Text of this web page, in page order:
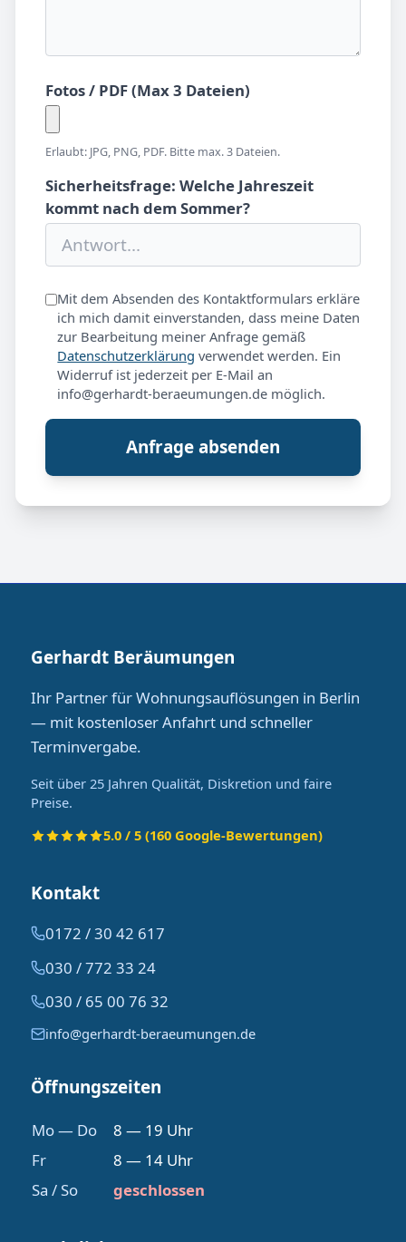
Fotos / PDF (Max 3 Dateien)
Erlaubt: JPG, PNG, PDF. Bitte max. 3 Dateien.
Sicherheitsfrage: Welche Jahreszeit
kommt nach dem Sommer?
Mit dem Absenden des Kontaktformulars erkläre
ich mich damit einverstanden, dass meine Daten
zur Bearbeitung meiner Anfrage gemäß
Datenschutzerklärung verwendet werden. Ein
Widerruf ist jederzeit per E-Mail an
info@gerhardt-beraeumungen.de möglich.
Anfrage absenden
Gerhardt Beräumungen
Ihr Partner für Wohnungsauflösungen in Berlin
— mit kostenloser Anfahrt und schneller
Terminvergabe.
Seit über 25 Jahren Qualität, Diskretion und faire
Preise.
5.0 / 5 (160 Google-Bewertungen)
Kontakt
0172 / 30 42 617
030 / 772 33 24
030 / 65 00 76 32
info@gerhardt-beraeumungen.de
Öffnungszeiten
Mo — Do
8 — 19 Uhr
Fr
8 — 14 Uhr
Sa / So
geschlossen